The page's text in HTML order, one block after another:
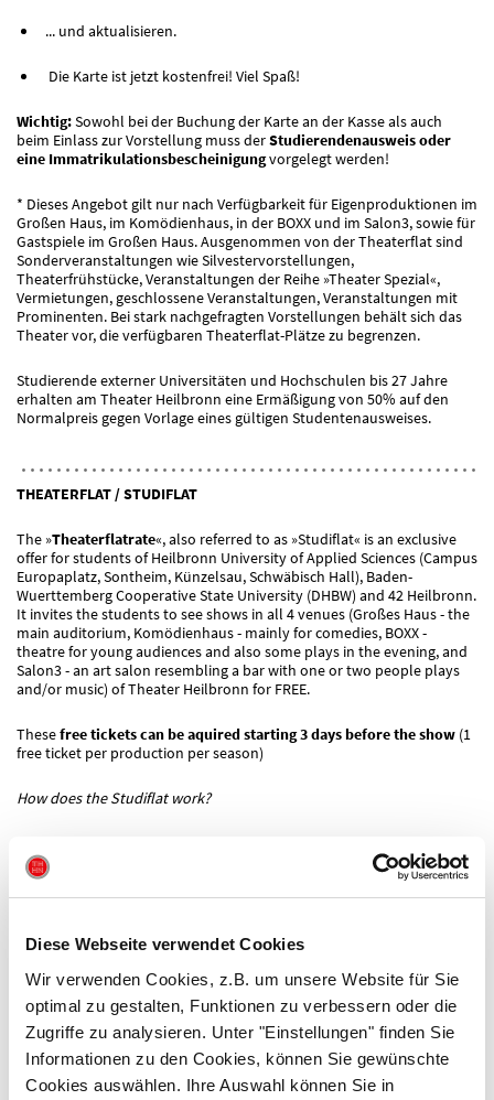
Diese Webseite verwendet Cookies
Wir verwenden Cookies, z.B. um unsere Website für Sie
optimal zu gestalten, Funktionen zu verbessern oder die
Zugriffe zu analysieren. Unter "Einstellungen" finden Sie
Informationen zu den Cookies, können Sie gewünschte
Cookies auswählen. Ihre Auswahl können Sie in
... und aktualisieren.
Die Karte ist jetzt kostenfrei! Viel Spaß!
Wichtig:Sowohl bei der Buchung der Karte an der Kasse als auch
beim Einlass zur Vorstellung muss derStudierendenausweis oder
eine Immatrikulationsbescheinigungvorgelegt werden!
* Dieses Angebot gilt nur nach Verfügbarkeit für Eigenproduktionen im
Großen Haus, im Komödienhaus, in der BOXX und im Salon3, sowie für
Gastspiele im Großen Haus. Ausgenommen von der Theaterflat sind
Sonderveranstaltungen wie Silvestervorstellungen,
Theaterfrühstücke, Veranstaltungen der Reihe »Theater Spezial«,
Vermietungen, geschlossene Veranstaltungen, Veranstaltungen mit
Prominenten. Bei stark nachgefragten Vorstellungen behält sich das
Theater vor, die verfügbaren Theaterflat-Plätze zu begrenzen.
Studierende externer Universitäten und Hochschulen bis 27 Jahre
erhalten am Theater Heilbronn eine Ermäßigung von 50% auf den
Normalpreis gegen Vorlage eines gültigen Studentenausweises.
THEATERFLAT / STUDIFLAT
The »Theaterflatrate«, also referred to as »Studiflat« is an exclusive
offer for students of Heilbronn University of Applied Sciences (Campus
Europaplatz, Sontheim, Künzelsau, Schwäbisch Hall), Baden-
Wuerttemberg Cooperative State University (DHBW) and 42 Heilbronn.
It invites the students to see shows in all 4 venues (Großes Haus - the
main auditorium, Komödienhaus - mainly for comedies, BOXX -
theatre for young audiences and also some plays in the evening, and
Salon3 - an art salon resembling a bar with one or two people plays
and/or music) of Theater Heilbronn for FREE.
Thesefree tickets can be aquired starting 3 days before the show (1
free ticket per production per season)
How does the Studiflat work?
alsocall send an e-mailto
kasse@theater-hn.de
On our website ( www.theater-hn.de)
go to your chosen show and
date, click on the ticket symbol
Choose your seat(s) and put them in your cart as »Normalpreis-
Tickets«